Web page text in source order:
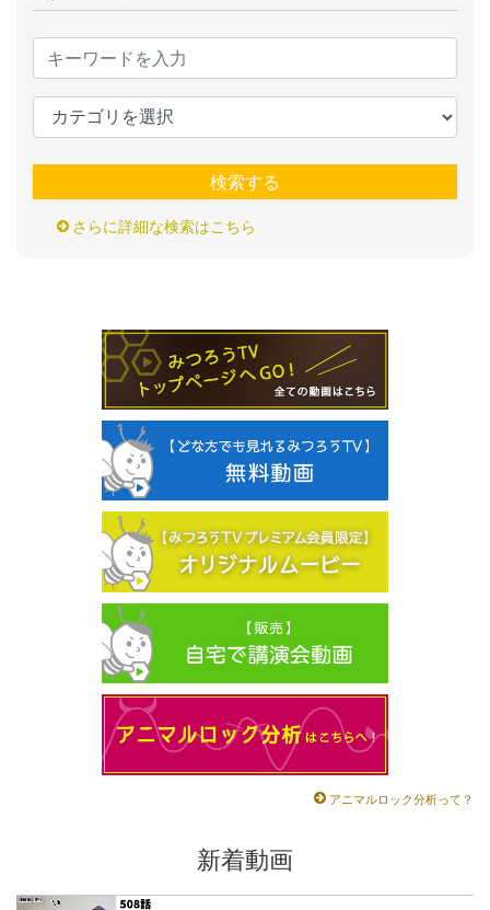
検索する
さらに詳細な検索はこちら
アニマルロック分析って？
新着動画